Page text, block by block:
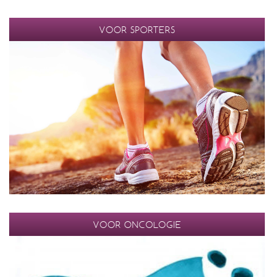
VOOR SPORTERS
VOOR ONCOLOGIE